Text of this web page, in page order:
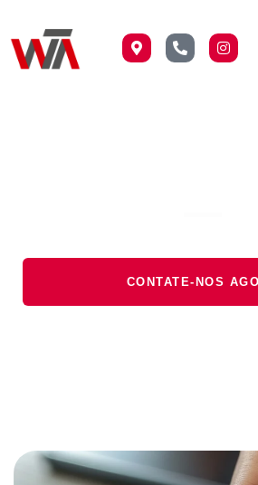
Risco
CONTATE-NOS